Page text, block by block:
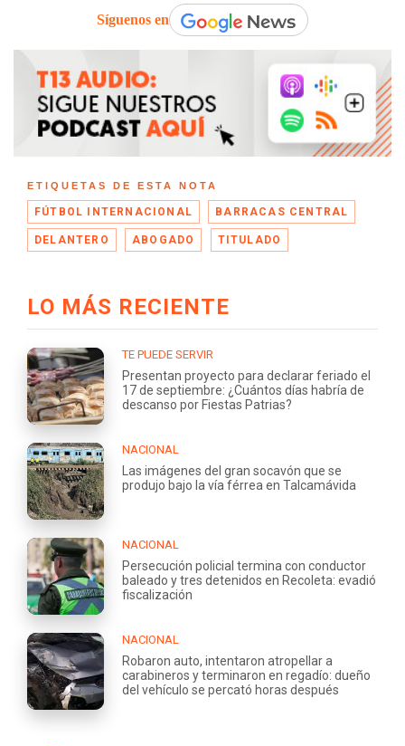
Síguenos en
ETIQUETAS DE ESTA NOTA
FÚTBOL INTERNACIONAL BARRACAS CENTRAL
DELANTERO ABOGADO TITULADO
LO MÁS RECIENTE
TE PUEDE SERVIR
Presentan proyecto para declarar feriado el
17 de septiembre: ¿Cuántos días habría de
descanso por Fiestas Patrias?
NACIONAL
Las imágenes del gran socavón que se
produjo bajo la vía férrea en Talcamávida
NACIONAL
Persecución policial termina con conductor
baleado y tres detenidos en Recoleta: evadió
fiscalización
NACIONAL
Robaron auto, intentaron atropellar a
carabineros y terminaron en regadío: dueño
del vehículo se percató horas después